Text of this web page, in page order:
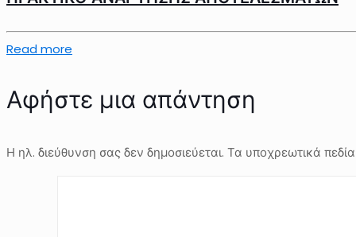
Read more
Αφήστε μια απάντηση
Η ηλ. διεύθυνση σας δεν δημοσιεύεται. Τα υποχρεωτικά